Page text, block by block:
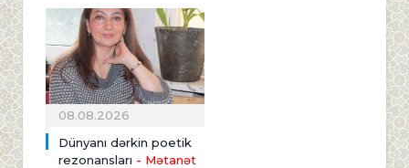
08.08.2026
Dünyanı dərkin poetik
rezonansları - Mətanət